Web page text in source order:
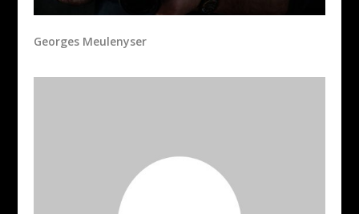
Georges Meulenyser